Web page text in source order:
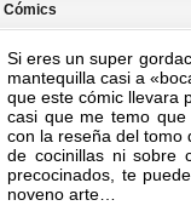
Cómics
Si eres un super
mantequilla casi a
que este cómic llevara
casi que me temo
con la reseña del tomo
de cocinillas ni sobre
precocinados, te
noveno arte…